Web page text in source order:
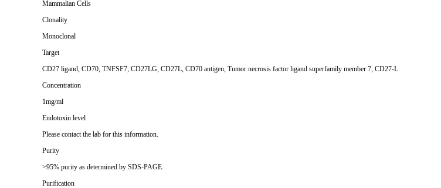
Mammalian Cells
Clonality
Monoclonal
Target
CD27 ligand, CD70, TNFSF7, CD27LG, CD27L, CD70 antigen, Tumor necrosis factor ligand superfamily member 7, CD27-L
Concentration
1mg/ml
Endotoxin level
Please contact the lab for this information.
Purity
>95% purity as determined by SDS-PAGE.
Purification